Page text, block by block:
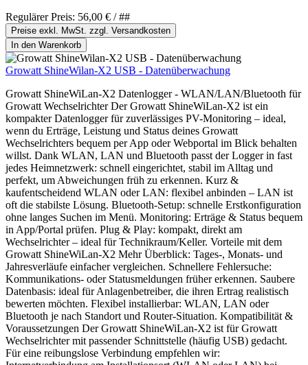
Regulärer Preis: 56,00 € / ##
Preise exkl. MwSt. zzgl. Versandkosten
In den Warenkorb
Growatt ShineWilan-X2 USB - Datenüberwachung
Growatt ShineWiLan-X2 Datenlogger - WLAN/LAN/Bluetooth für
Growatt Wechselrichter Der Growatt ShineWiLan-X2 ist ein
kompakter Datenlogger für zuverlässiges PV-Monitoring – ideal,
wenn du Erträge, Leistung und Status deines Growatt
Wechselrichters bequem per App oder Webportal im Blick behalten
willst. Dank WLAN, LAN und Bluetooth passt der Logger in fast
jedes Heimnetzwerk: schnell eingerichtet, stabil im Alltag und
perfekt, um Abweichungen früh zu erkennen. Kurz &
kaufentscheidend WLAN oder LAN: flexibel anbinden – LAN ist
oft die stabilste Lösung. Bluetooth-Setup: schnelle Erstkonfiguration
ohne langes Suchen im Menü. Monitoring: Erträge & Status bequem
in App/Portal prüfen. Plug & Play: kompakt, direkt am
Wechselrichter – ideal für Technikraum/Keller. Vorteile mit dem
Growatt ShineWiLan-X2 Mehr Überblick: Tages-, Monats- und
Jahresverläufe einfacher vergleichen. Schnellere Fehlersuche:
Kommunikations- oder Statusmeldungen früher erkennen. Saubere
Datenbasis: ideal für Anlagenbetreiber, die ihren Ertrag realistisch
bewerten möchten. Flexibel installierbar: WLAN, LAN oder
Bluetooth je nach Standort und Router-Situation. Kompatibilität &
Voraussetzungen Der Growatt ShineWiLan-X2 ist für Growatt
Wechselrichter mit passender Schnittstelle (häufig USB) gedacht.
Für eine reibungslose Verbindung empfehlen wir: